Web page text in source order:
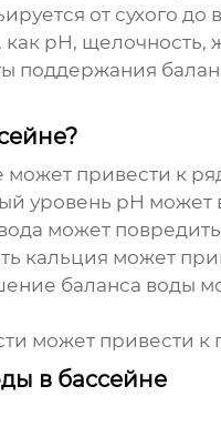
от сухого
pH,
поддержания
может привести к
уровень pH может
может
кальция может
баланса воды
может привести к
в бассейне